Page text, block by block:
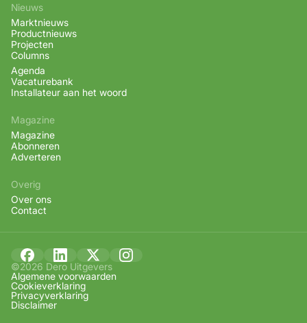
Nieuws
Marktnieuws
Productnieuws
Projecten
Columns
Agenda
Vacaturebank
Installateur aan het woord
Magazine
Magazine
Abonneren
Adverteren
Overig
Over ons
Contact
©2026 Dero Uitgevers
Algemene voorwaarden
Cookieverklaring
Privacyverklaring
Disclaimer